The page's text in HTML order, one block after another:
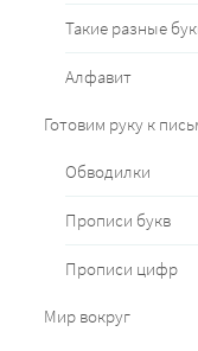
Такие разные
Алфавит
Готовим руку к
Обводилки
Прописи букв
Прописи цифр
Мир вокруг